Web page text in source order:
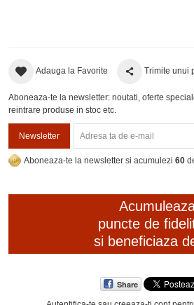
Adauga la Favorite Trimite unui
Aboneaza-te la newsletter: noutati, oferte
reintrare produse in stoc etc.
Newsletter
Aboneaza-te la newsletter si acumulezi 60
puncte de
si beneficiaza
Share